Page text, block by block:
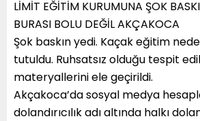
LİMİT EĞİTİM KURUMUNA ŞOK
BURASI BOLU DEĞİL AKÇAKOCA
Şok baskın yedi. Kaçak eğitim
tutuldu. Ruhsatsız olduğu tespit
materyallerini ele geçirildi.
Akçakoca’da sosyal medya
dolandırıcılık adı altında halkı